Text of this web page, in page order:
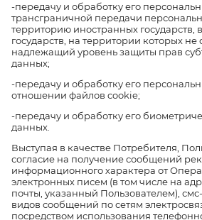
-передачу и обработку его
трансграничной передачи
территорию иностранных государств,
государств, на территории которых не
надлежащий уровень защиты прав
данных;
-передачу и обработку его
отношении файлов cookie;
-передачу и обработку его
данных.
Выступая в качестве Потребителя,
согласие на получение сообщений
информационного характера от
электронных писем (в том числе на
почты, указанный Пользователем),
видов сообщений по сетям
посредством использования